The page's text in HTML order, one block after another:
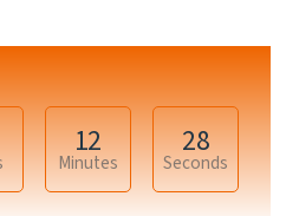
12
Minutes
27
Seconds